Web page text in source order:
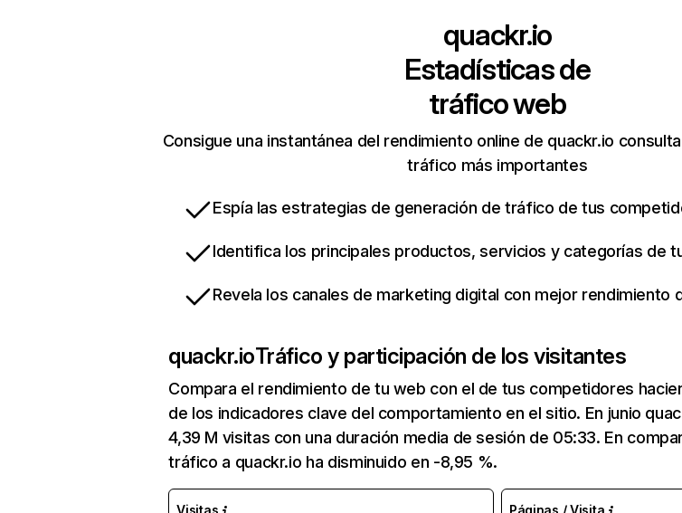
quackr.io
Estadísticas de
tráfico web
Consigue una instantánea del rendimiento online de quackr.io
tráfico más importantes
Espía las estrategias de generación de tráfico de tus
Identifica los principales productos, servicios y categorías de
Revela los canales de marketing digital con mejor rendimiento
quackr.ioTráfico y participación de los visitantes
Compara el rendimiento de tu web con el de tus competidores
de los indicadores clave del comportamiento en el sitio. En junio
4,39 M visitas con una duración media de sesión de 05:33. En
tráfico a quackr.io ha disminuido en -8,95 %.
Visitas Páginas / Visita